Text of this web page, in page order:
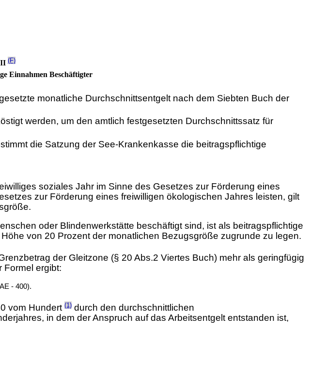
(F)
Einnahmen Beschäftigter
monatliche Durchschnittsentgelt nach dem Siebten Buch der
werden, um den amtlich festgesetzten Durchschnittssatz für
die Satzung der See-Krankenkasse die beitragspflichtige
soziales Jahr im Sinne des Gesetzes zur Förderung eines
zur Förderung eines freiwilligen ökologischen Jahres leisten, gilt
oder Blindenwerkstätte beschäftigt sind, ist als beitragspflichtige
von 20 Prozent der monatlichen Bezugsgröße zugrunde zu legen.
der Gleitzone (§ 20 Abs.2 Viertes Buch) mehr als geringfügig
Formel ergibt:
- 400).
vom Hundert(1)durch den durchschnittlichen
in dem der Anspruch auf das Arbeitsentgelt entstanden ist,